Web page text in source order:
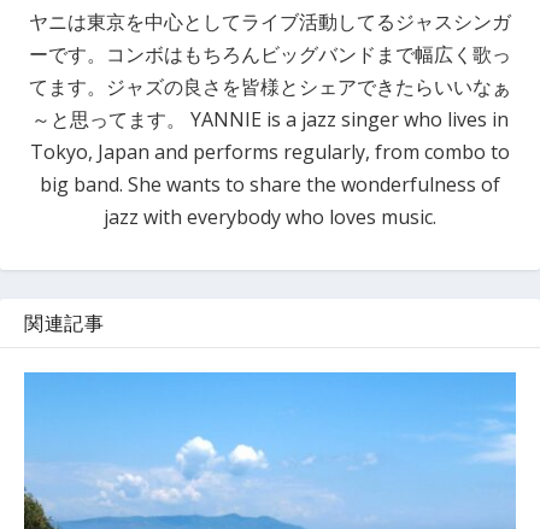
ヤニは東京を中心としてライブ活動してるジャスシンガ
ーです。コンボはもちろんビッグバンドまで幅広く歌っ
てます。ジャズの良さを皆様とシェアできたらいいなぁ
～と思ってます。 YANNIE is a jazz singer who lives in
Tokyo, Japan and performs regularly, from combo to
big band. She wants to share the wonderfulness of
jazz with everybody who loves music.
関連記事